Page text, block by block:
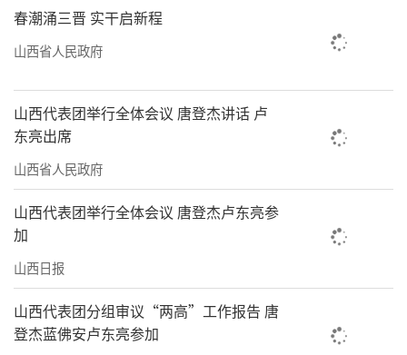
春潮涌三晋 实干启新程
山西省人民政府
山西代表团举行全体会议 唐登杰讲话 卢
东亮出席
山西省人民政府
山西代表团举行全体会议 唐登杰卢东亮参
加
山西日报
山西代表团分组审议“两高”工作报告 唐
登杰蓝佛安卢东亮参加